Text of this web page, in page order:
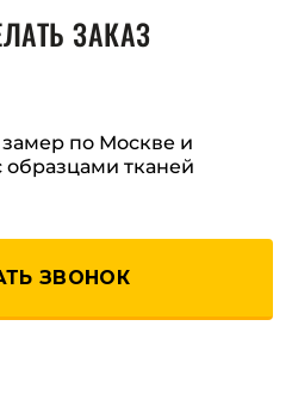
ЗАКАЗ
по Москве и
образцами тканей
ЗВОНОК